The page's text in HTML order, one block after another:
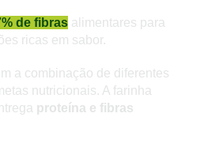
de fibras alimentares para
ricas em sabor.
a combinação de diferentes
nutricionais. A farinha
proteína e fibras